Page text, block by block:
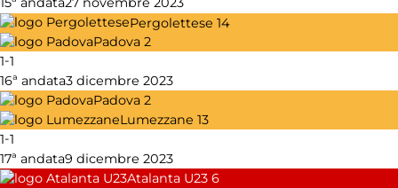
Pergolettese 14
Padova 2
1-1
16ª andata3 dicembre 2023
Padova 2
Lumezzane 13
1-1
17ª andata9 dicembre 2023
Atalanta U23 6